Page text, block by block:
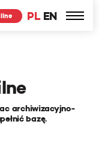
PL EN
archiwizacyjno-
bazę.